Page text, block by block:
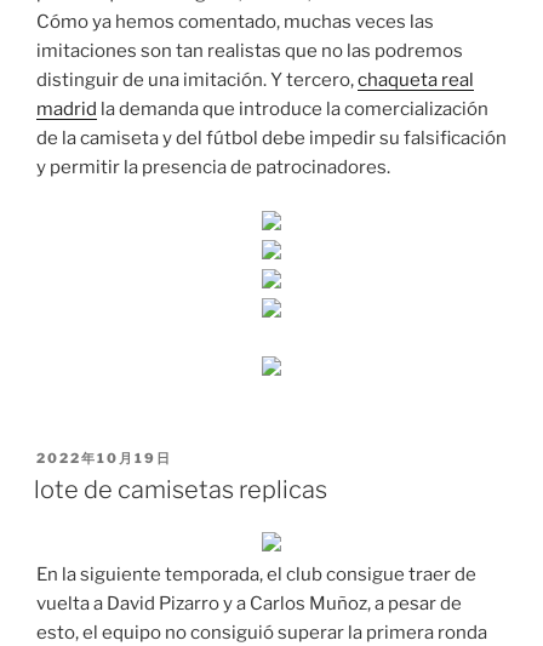
Cómo ya hemos comentado, muchas veces las
imitaciones son tan realistas que no las podremos
distinguir de una imitación. Y tercero,chaqueta real
madrid la demanda que introduce la comercialización
de la camiseta y del fútbol debe impedir su falsificación
y permitir la presencia de patrocinadores.
PUBLICADO
EL
2022年10月19日
lote de camisetas replicas
En la siguiente temporada, el club consigue traer de
vuelta a David Pizarro y a Carlos Muñoz, a pesar de
esto, el equipo no consiguió superar la primera ronda